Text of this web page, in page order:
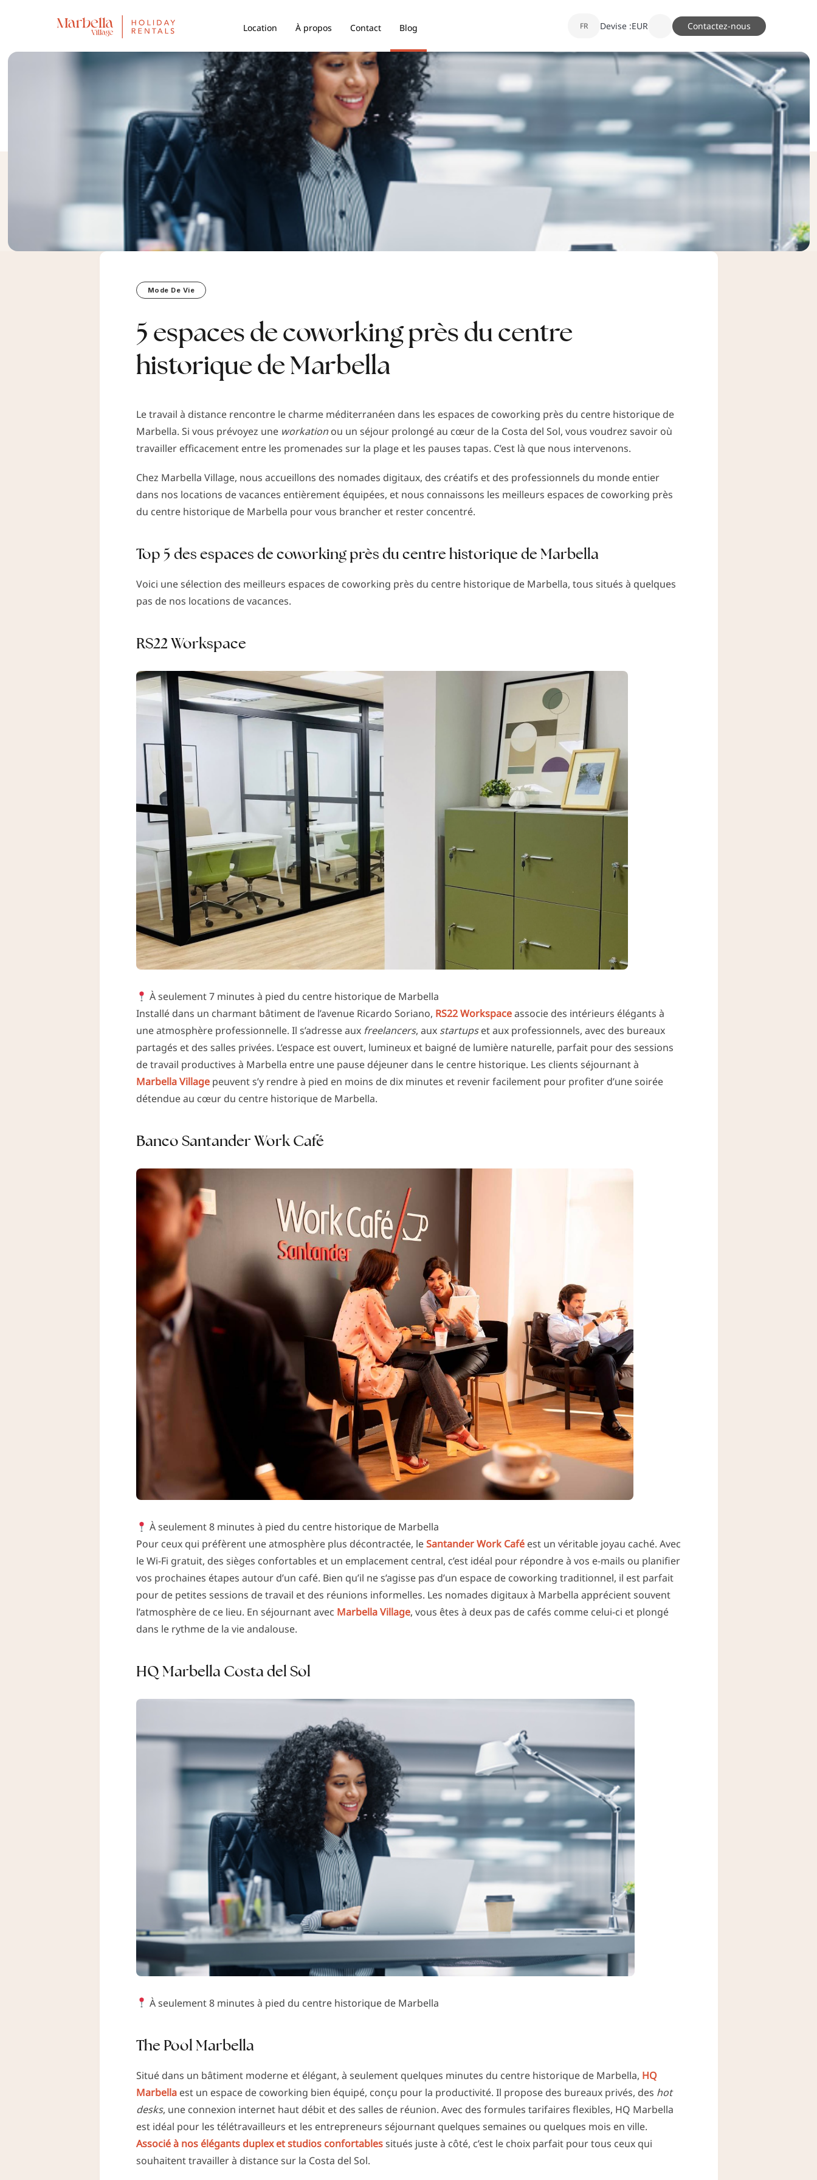
Location À propos Contact Blog FR Devise :EUR Contactez-nous
Mode De Vie
5 espaces de coworking près du centre
historique de Marbella
Le travail à distance rencontre le charme méditerranéen dans les espaces de coworking près du centre historique de
Marbella. Si vous prévoyez une workationou un séjour prolongé au cœur de la Costa del Sol, vous voudrez savoir où
travailler efficacement entre les promenades sur la plage et les pauses tapas. C’est là que nous intervenons.
Chez Marbella Village, nous accueillons des nomades digitaux, des créatifs et des professionnels du monde entier
dans nos locations de vacances entièrement équipées, et nous connaissons les meilleurs espaces de coworking près
du centre historique de Marbella pour vous brancher et rester concentré.
Top 5 des espaces de coworking près du centre historique de Marbella
Voici une sélection des meilleurs espaces de coworking près du centre historique de Marbella, tous situés à quelques
pas de nos locations de vacances.
RS22 Workspace
À seulement 7 minutes à pied du centre historique de Marbella
Installé dans un charmant bâtiment de l’avenue Ricardo Soriano, RS22 Workspaceassocie des intérieurs élégants à
une atmosphère professionnelle. Il s’adresse aux freelancers, aux startupset aux professionnels, avec des bureaux
partagés et des salles privées. L’espace est ouvert, lumineux et baigné de lumière naturelle, parfait pour des sessions
de travail productives à Marbella entre une pause déjeuner dans le centre historique. Les clients séjournant à
Marbella Villagepeuvent s’y rendre à pied en moins de dix minutes et revenir facilement pour profiter d’une soirée
détendue au cœur du centre historique de Marbella.
Banco Santander Work Café
À seulement 8 minutes à pied du centre historique de Marbella
Pour ceux qui préfèrent une atmosphère plus décontractée, leSantander Work Caféest un véritable joyau caché. Avec
le Wi-Fi gratuit, des sièges confortables et un emplacement central, c’est idéal pour répondre à vos e-mails ou planifier
vos prochaines étapes autour d’un café. Bien qu’il ne s’agisse pas d’un espace de coworking traditionnel, il est parfait
pour de petites sessions de travail et des réunions informelles. Les nomades digitaux à Marbella apprécient souvent
l’atmosphère de ce lieu. En séjournant avec Marbella Village, vous êtes à deux pas de cafés comme celui-ci et plongé
dans le rythme de la vie andalouse.
HQ Marbella Costa del Sol
À seulement 8 minutes à pied du centre historique de Marbella
The Pool Marbella
Situé dans un bâtiment moderne et élégant, à seulement quelques minutes du centre historique de Marbella, HQ
Marbellaest un espace de coworking bien équipé, conçu pour la productivité. Il propose des bureaux privés, des hot
desks, une connexion internet haut débit et des salles de réunion. Avec des formules tarifaires flexibles, HQ Marbella
est idéal pour les télétravailleurs et les entrepreneurs séjournant quelques semaines ou quelques mois en ville.
Associé à nos élégants duplex et studios confortablessitués juste à côté, c’est le choix parfait pour tous ceux qui
souhaitent travailler à distance sur la Costa del Sol.